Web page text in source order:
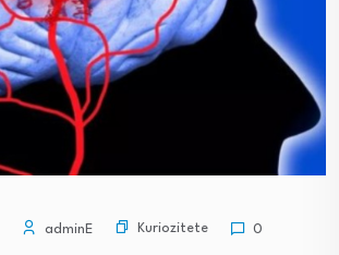
adminE Kuriozitete 0